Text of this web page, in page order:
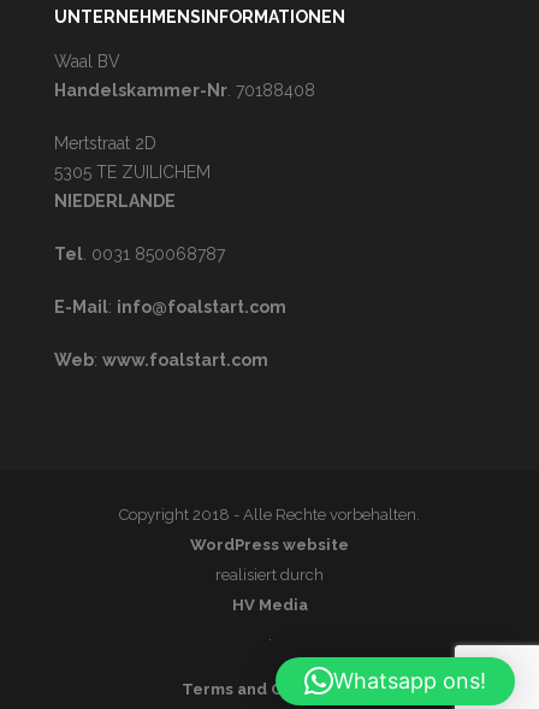
UNTERNEHMENSINFORMATIONEN
Waal BV
Handelskammer-Nr . 70188408
Mertstraat 2D
5305 TE ZUILICHEM
NIEDERLANDE
Tel . 0031 850068787
E-Mail: info@foalstart.com
Web: www.foalstart.com
Copyright 2018 - Alle Rechte vorbehalten.
WordPress website
realisiert durch
HV Media
.
Terms and ConditionsWhatsapp ons!